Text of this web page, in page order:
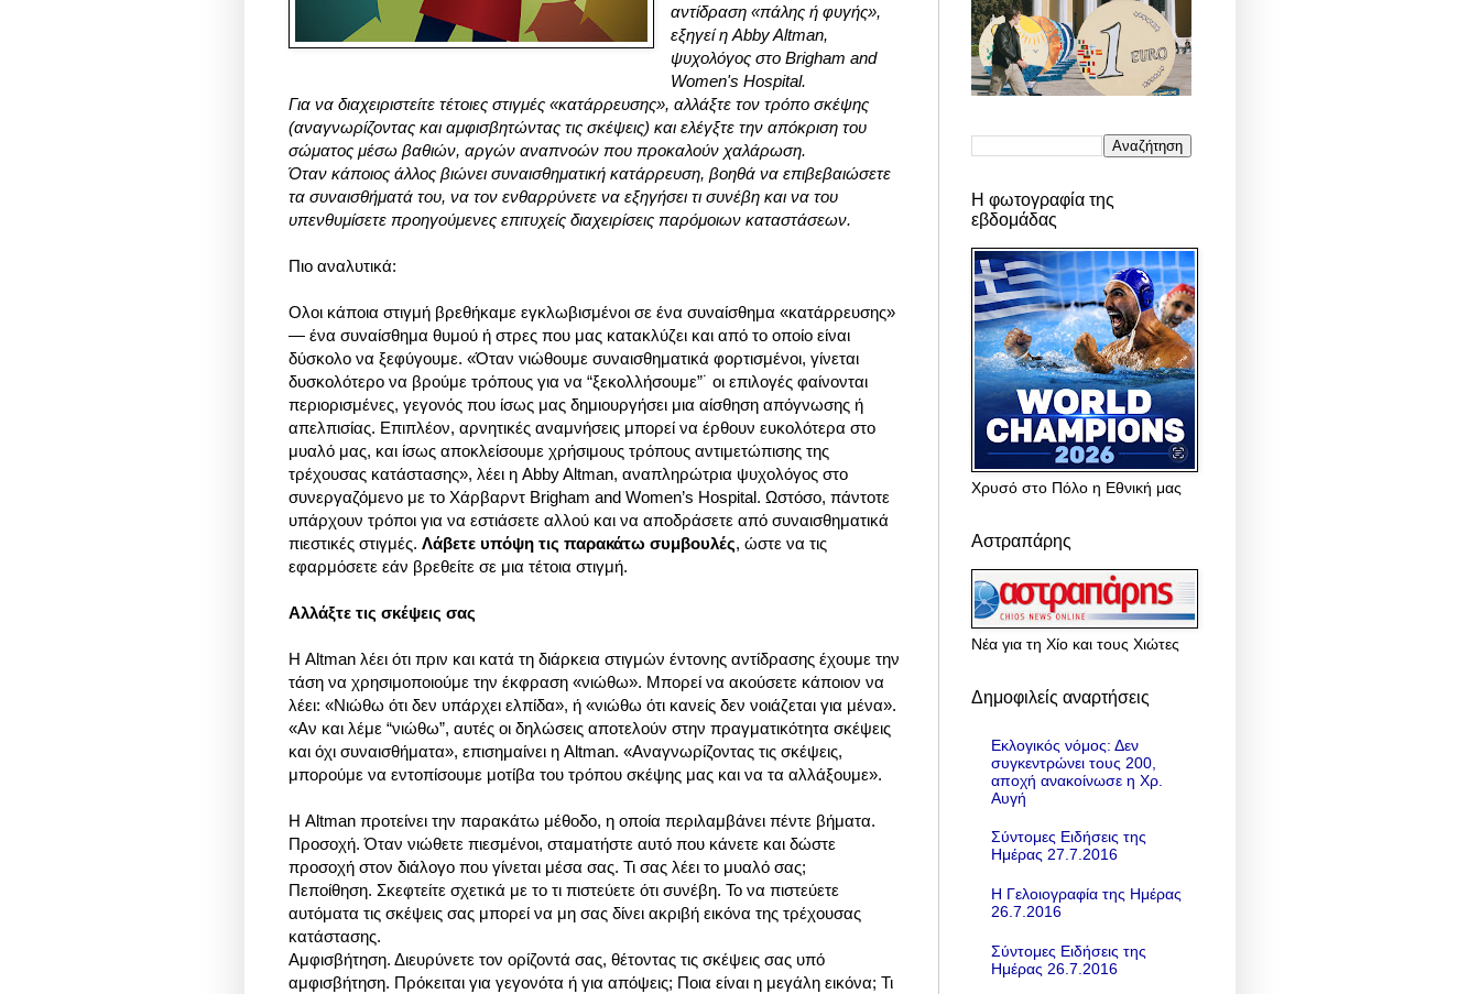
αντίδραση «πάλης ή φυγής»,
εξηγεί η Abby Altman,
ψυχολόγος στο Brigham and
Women's Hospital.
Για να διαχειριστείτε τέτοιες στιγμές «κατάρρευσης», αλλάξτε τον τρόπο σκέψης
(αναγνωρίζοντας και αμφισβητώντας τις σκέψεις) και ελέγξτε την απόκριση του
σώματος μέσω βαθιών, αργών αναπνοών που προκαλούν χαλάρωση.
Όταν κάποιος άλλος βιώνει συναισθηματική κατάρρευση, βοηθά να επιβεβαιώσετε
τα συναισθήματά του, να τον ενθαρρύνετε να εξηγήσει τι συνέβη και να του
υπενθυμίσετε προηγούμενες επιτυχείς διαχειρίσεις παρόμοιων καταστάσεων.
Πιο αναλυτικά:
Oλοι κάποια στιγμή βρεθήκαμε εγκλωβισμένοι σε ένα συναίσθημα «κατάρρευσης»
— ένα συναίσθημα θυμού ή στρες που μας κατακλύζει και από το οποίο είναι
δύσκολο να ξεφύγουμε. «Όταν νιώθουμε συναισθηματικά φορτισμένοι, γίνεται
δυσκολότερο να βρούμε τρόπους για να “ξεκολλήσουμε”˙ οι επιλογές φαίνονται
περιορισμένες, γεγονός που ίσως μας δημιουργήσει μια αίσθηση απόγνωσης ή
απελπισίας. Επιπλέον, αρνητικές αναμνήσεις μπορεί να έρθουν ευκολότερα στο
μυαλό μας, και ίσως αποκλείσουμε χρήσιμους τρόπους αντιμετώπισης της
τρέχουσας κατάστασης», λέει η Abby Altman, αναπληρώτρια ψυχολόγος στο
συνεργαζόμενο με το Χάρβαρντ Brigham and Women’s Hospital. Ωστόσο, πάντοτε
υπάρχουν τρόποι για να εστιάσετε αλλού και να αποδράσετε από συναισθηματικά
πιεστικές στιγμές. Λάβετε υπόψη τις παρακάτω συμβουλές, ώστε να τις
εφαρμόσετε εάν βρεθείτε σε μια τέτοια στιγμή.
Αλλάξτε τις σκέψεις σας
Η Altman λέει ότι πριν και κατά τη διάρκεια στιγμών έντονης αντίδρασης έχουμε την
τάση να χρησιμοποιούμε την έκφραση «νιώθω». Μπορεί να ακούσετε κάποιον να
λέει: «Νιώθω ότι δεν υπάρχει ελπίδα», ή «νιώθω ότι κανείς δεν νοιάζεται για μένα».
«Αν και λέμε “νιώθω”, αυτές οι δηλώσεις αποτελούν στην πραγματικότητα σκέψεις
και όχι συναισθήματα», επισημαίνει η Altman. «Αναγνωρίζοντας τις σκέψεις,
μπορούμε να εντοπίσουμε μοτίβα του τρόπου σκέψης μας και να τα αλλάξουμε».
Η Altman προτείνει την παρακάτω μέθοδο, η οποία περιλαμβάνει πέντε βήματα.
Προσοχή. Όταν νιώθετε πιεσμένοι, σταματήστε αυτό που κάνετε και δώστε
προσοχή στον διάλογο που γίνεται μέσα σας. Τι σας λέει το μυαλό σας;
Πεποίθηση. Σκεφτείτε σχετικά με το τι πιστεύετε ότι συνέβη. Το να πιστεύετε
αυτόματα τις σκέψεις σας μπορεί να μη σας δίνει ακριβή εικόνα της τρέχουσας
κατάστασης.
Αμφισβήτηση. Διευρύνετε τον ορίζοντά σας, θέτοντας τις σκέψεις σας υπό
αμφισβήτηση. Πρόκειται για γεγονότα ή για απόψεις; Ποια είναι η μεγάλη εικόνα; Τι
Η φωτογραφία της
εβδομάδας
Χρυσό στο Πόλο η Εθνική μας
Αστραπάρης
Νέα για τη Χίο και τους Χιώτες
Δημοφιλείς αναρτήσεις
Εκλογικός νόμος: Δεν
συγκεντρώνει τους 200,
αποχή ανακοίνωσε η Χρ.
Αυγή
Σύντομες Ειδήσεις της
Ημέρας 27.7.2016
Η Γελοιογραφία της Ημέρας
26.7.2016
Σύντομες Ειδήσεις της
Ημέρας 26.7.2016